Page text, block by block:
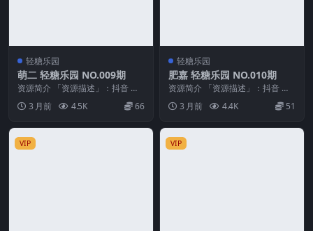
轻糖乐园
萌二 轻糖乐园 NO.009期
资源简介 「资源描述」：抖音 萌
二 轻糖乐园 NO.009期 【24P】
「资源...
3 月前 4.5K 66
轻糖乐园
肥嘉 轻糖乐园 NO.010期
资源简介 「资源描述」：抖音 肥
嘉 轻糖乐园 NO.010期 【39P】
「资源...
3 月前 4.4K 51
VIP VIP